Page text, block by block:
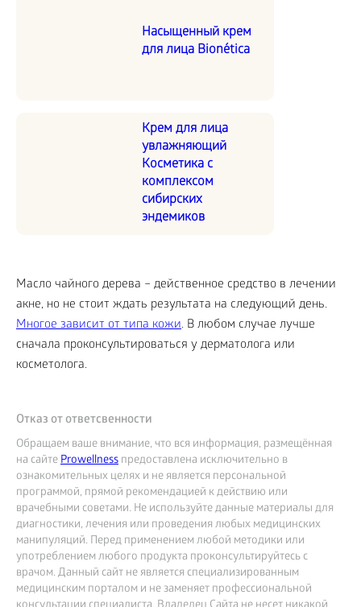
Насыщенный крем
для лица Bionética
Крем для лица
увлажняющий
Косметика с
комплексом
сибирских
эндемиков
Масло чайного дерева – действенное средство в лечении
акне, но не стоит ждать результата на следующий день.
Многое зависит от типа кожи. В любом случае лучше
сначала проконсультироваться у дерматолога или
косметолога.
Отказ от ответсвенности
Обращаем ваше внимание, что вся информация, размещённая
на сайтеProwellness предоставлена исключительно в
ознакомительных целях и не является персональной
программой, прямой рекомендацией к действию или
врачебными советами. Не используйте данные материалы для
диагностики, лечения или проведения любых медицинских
манипуляций. Перед применением любой методики или
употреблением любого продукта проконсультируйтесь с
врачом. Данный сайт не является специализированным
медицинским порталом и не заменяет профессиональной